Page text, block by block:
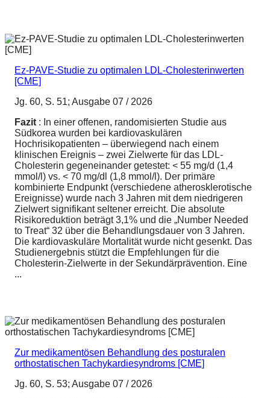
Ez-PAVE-Studie zu optimalen LDL-Cholesterinwerten
[CME]
Jg. 60, S. 51; Ausgabe 07 / 2026
Fazit : In einer offenen, randomisierten Studie aus
Südkorea wurden bei kardiovaskulären
Hochrisikopatienten – überwiegend nach einem
klinischen Ereignis – zwei Zielwerte für das LDL-
Cholesterin gegeneinander getestet: < 55 mg/d (1,4
mmol/l) vs. < 70 mg/dl (1,8 mmol/l). Der primäre
kombinierte Endpunkt (verschiedene atherosklerotische
Ereignisse) wurde nach 3 Jahren mit dem niedrigeren
Zielwert signifikant seltener erreicht. Die absolute
Risikoreduktion beträgt 3,1% und die „Number Needed
to Treat“ 32 über die Behandlungsdauer von 3 Jahren.
Die kardiovaskuläre Mortalität wurde nicht gesenkt. Das
Studienergebnis stützt die Empfehlungen für die
Cholesterin-Zielwerte in der Sekundärprävention. Eine
...
Zur medikamentösen Behandlung des posturalen
orthostatischen Tachykardiesyndroms [CME]
Jg. 60, S. 53; Ausgabe 07 / 2026